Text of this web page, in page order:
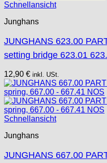
Schnellansicht
Junghans
JUNGHANS 623.00
setting bridge 623.01
12,90 € inkl. USt.
Schnellansicht
Junghans
JUNGHANS 667.00